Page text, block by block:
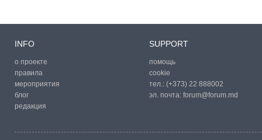
INFO
о проекте
правила
мероприятия
блог
редакция
SUPPORT
помощь
cookie
тел.: (+373) 22 888002
эл. почта: forum@forum.md